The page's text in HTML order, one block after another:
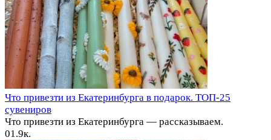
Что привезти из Екатеринбурга в подарок. ТОП-25
сувениров
Что привезти из Екатеринбурга — рассказываем.
01.9к.